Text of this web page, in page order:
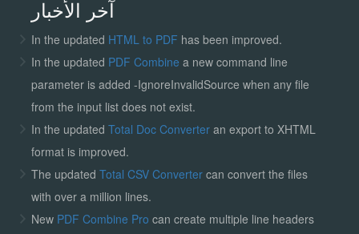
آخر الأخبار
In the updated HTML to PDF has been improved.
In the updated PDF Combine a new command line
parameter is added -IgnoreInvalidSource when any file
from the input list does not exist.
In the updated Total Doc Converter an export to XHTML
format is improved.
The updated Total CSV Convertercan convert the files
with over a million lines.
New PDF Combine Pro can create multiple line headers